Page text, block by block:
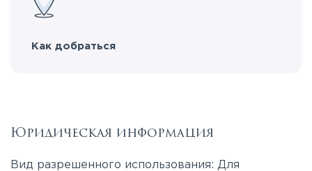
Как добраться
Юридическая информация
Вид разрешенного использования: Для